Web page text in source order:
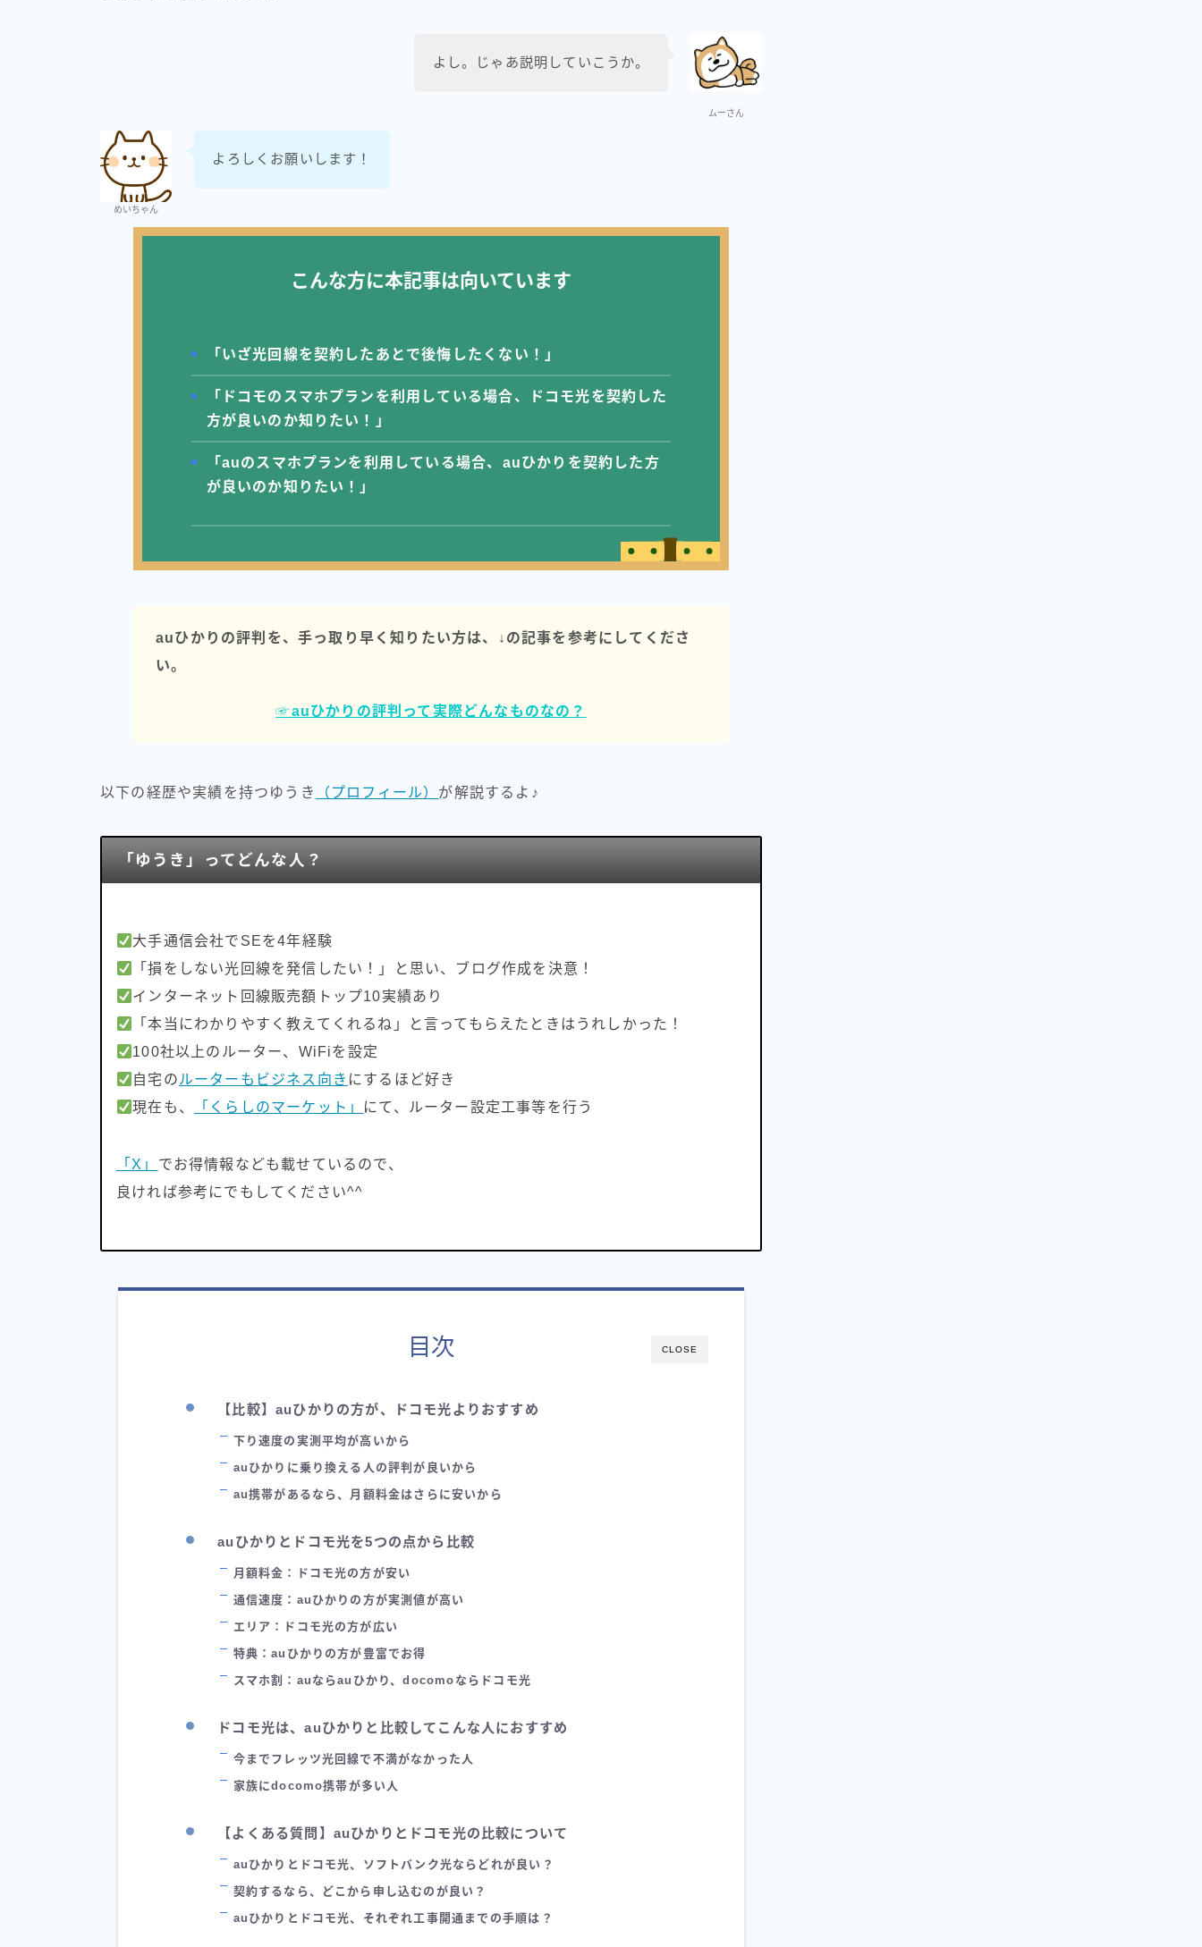
ムーさん
よし。じゃあ説明していこうか。
めいちゃん
よろしくお願いします！
こんな方に本記事は向いています
「いざ光回線を契約したあとで後悔したくない！」
「ドコモのスマホプランを利用している場合、ドコモ光を契約した
方が良いのか知りたい！」
「auのスマホプランを利用している場合、auひかりを契約した方
が良いのか知りたい！」
auひかりの評判を、手っ取り早く知りたい方は、↓の記事を参考にしてくださ
い。
☞auひかりの評判って実際どんなものなの？
以下の経歴や実績を持つゆうき （プロフィール） が解説するよ♪
「ゆうき」ってどんな人？
大手通信会社でSEを4年経験
「損をしない光回線を発信したい！」と思い、ブログ作成を決意！
インターネット回線販売額トップ10実績あり
「本当にわかりやすく教えてくれるね」と言ってもらえたときはうれしかった！
100社以上のルーター、WiFiを設定
自宅の ルーターもビジネス向き にするほど好き
現在も、
「くらしのマーケット」 にて、ルーター設定工事等を行う
「X」 でお得情報なども載せているので、
良ければ参考にでもしてください^^
CLOSE
目次
【比較】auひかりの方が、ドコモ光よりおすすめ
下り速度の実測平均が高いから
auひかりに乗り換える人の評判が良いから
au携帯があるなら、月額料金はさらに安いから
auひかりとドコモ光を5つの点から比較
月額料金：ドコモ光の方が安い
通信速度：auひかりの方が実測値が高い
エリア：ドコモ光の方が広い
特典：auひかりの方が豊富でお得
スマホ割：auならauひかり、docomoならドコモ光
ドコモ光は、auひかりと比較してこんな人におすすめ
今までフレッツ光回線で不満がなかった人
家族にdocomo携帯が多い人
【よくある質問】auひかりとドコモ光の比較について
auひかりとドコモ光、ソフトバンク光ならどれが良い？
契約するなら、どこから申し込むのが良い？
auひかりとドコモ光、それぞれ工事開通までの手順は？